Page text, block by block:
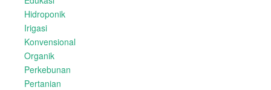
Hidroponik
Irigasi
Konvensional
Organik
Perkebunan
Pertanian